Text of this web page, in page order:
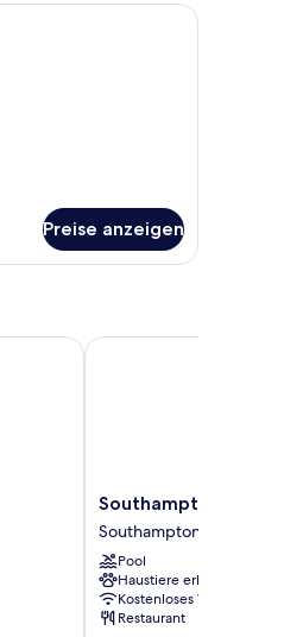
mit Blick auf Grünflächen und
mit zwei Betten, einem
Preise anzeigen
Southampton
Inn
Southampton
Southampton Inn
Southampton
Pool
Haustiere erlaubt
Kostenloses WLAN
Restaurant
Southampton Inn